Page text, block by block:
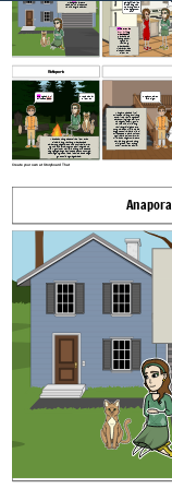
Create your own at Storyboard That
Katapora
mapagmahal. Pero
madalas hindi pabor sa
kaniya ang kapalaran.
SilaClover at
ang kaniyang
madrastaay
iisang bahay,
ngunit ay
kaniyang
madrasta ay
kinakawawa at
si Clover.
galing??! dalian
mo at ipaghain
mo ako ng apple
pie nagugutom
ako !
Naubasan na ng pasensiya si Clover at
pinaalis ang kaniyang madrasta sa
palasyong nagawa, doon na tumira si Clover
ngunit siya ay nalungkot dahil mag-sa na
siya, Ngunit may nakilala siyang prinsepe na
nag ngangalang na Prinsepe Seth. At tumgal
nahulog ang loob nila sa isa't isa at sa tagal
gusto nilang magpakasal
Akonga pala si
Prinsepe Seth.
Ako naman ay
si Clover.
Ah ganun ba. Oh
s'ya sige .
Nangako na babalik si
Prinsepe kailangan niyang
bumalik sa kaniyang tatay
para humingi ng permisyo
na magpakasal, Ngunit
nakita niya si Lila ang
kaniyang kaibigan pero
nung nalaman ni Lila na iba
ang gusto niya, inaya niya si
Prinsepe seth para uminom
ng tiyaa kaso ito may may
nilalaman na gayuma. Pero
nawala ang gayuma nang
binigkas ni Clover ang
"Araw, Buwan, at bituin."
Anapora